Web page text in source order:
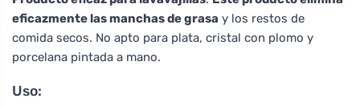
eficazmente las manchas de grasa y los restos de
comida secos. No apto para plata, cristal con plomo y
porcelana pintada a mano.
Uso: